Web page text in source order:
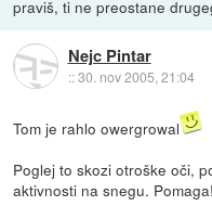
praviš, ti ne preostane
Nejc Pintar
::30. nov 2005, 21:04
Tom je rahlo owergrowal
Poglej to skozi otroške oči,
aktivnosti na snegu. Pomaga!